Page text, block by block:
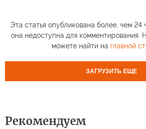
Эта статья опубликована более, чем 24
она недоступна для комментирования.
можете найти на главной
ЗАГРУЗИТЬ ЕЩЕ
Рекомендуем